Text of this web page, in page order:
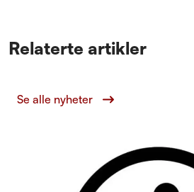
Relaterte artikler
Se alle nyheter